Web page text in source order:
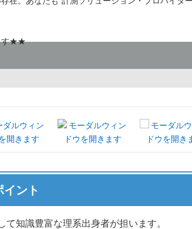
す★★
ント
知識豊富な理系出身者が担います。